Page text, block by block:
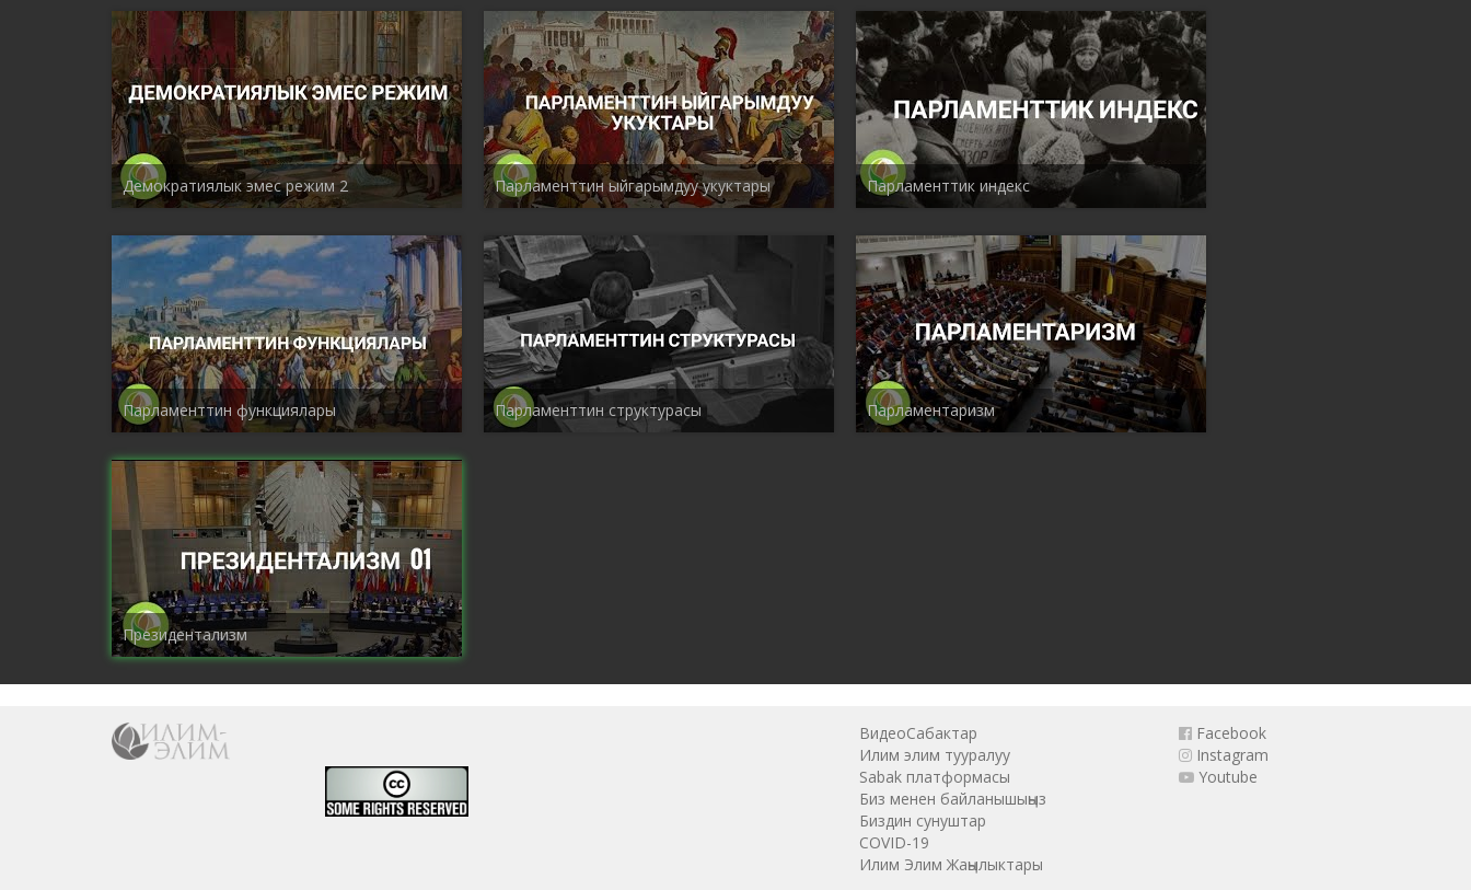
Демократиялык эмес режим 2 Парламенттин ыйгарымдуу укуктары Парламенттик индекс
Парламенттин функциялары Парламенттин структурасы Парламентаризм
Президентализм
ВидеоСабактар
Илим элим тууралуу
Sabak платформасы
Биз менен байланышыңыз
Биздин сунуштар
COVID-19
Илим Элим Жаңылыктары
Facebook
Instagram
Youtube